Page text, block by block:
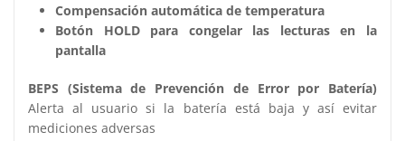
Compensación automática de temperatura
Botón HOLD para congelar las lecturas en la
pantalla
BEPS (Sistema de Prevención de Error por Batería)
Alerta al usuario si la batería está baja y así evitar
mediciones adversas